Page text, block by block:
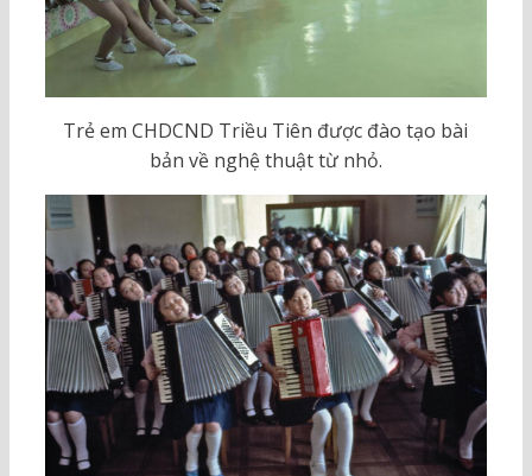
Trẻ em CHDCND Triều Tiên được đào tạo bài
bản về nghệ thuật từ nhỏ.